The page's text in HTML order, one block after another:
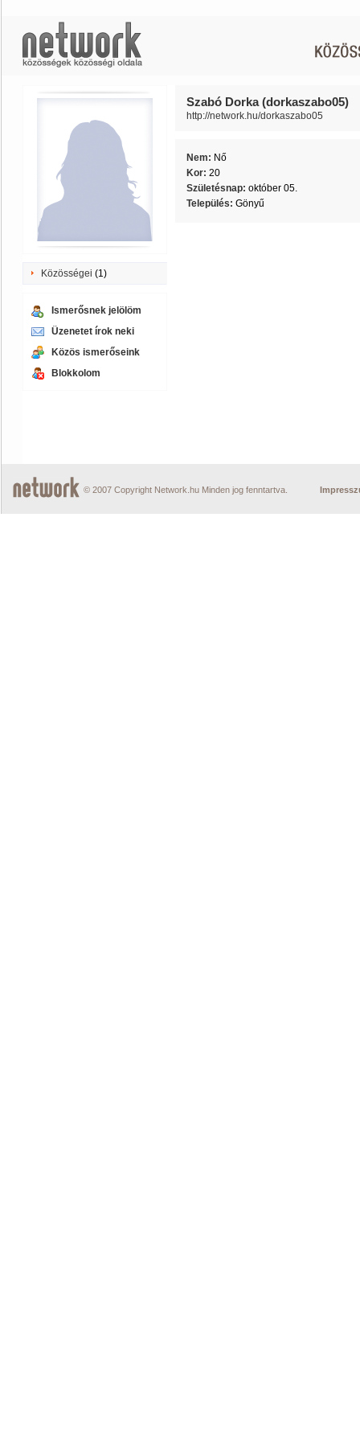
Közösségei (1)
Ismerősnek jelölöm
Üzenetet írok neki
Közös ismerőseink
Blokkolom
Szabó Dorka (dorkaszabo05)
http://network.hu/dorkaszabo05
Nem: Nő
Kor: 20
Születésnap: október 05.
Település: Gönyű
© 2007 Copyright Network.hu Minden jog fenntartva.